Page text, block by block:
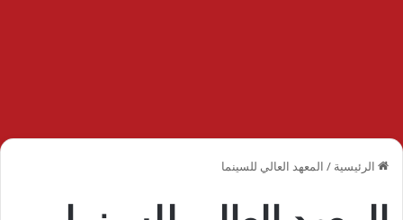
الرئيسية / المعهد العالي للسينما